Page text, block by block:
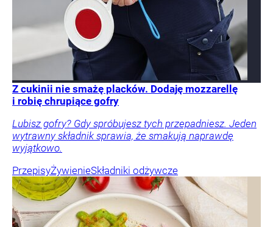
Z cukinii nie smażę placków. Dodaję mozzarellę
i robię chrupiące gofry
Lubisz gofry? Gdy spróbujesz tych przepadniesz. Jeden
wytrawny składnik sprawia, że smakują naprawdę
wyjątkowo.
PrzepisyŻywienieSkładniki odżywcze